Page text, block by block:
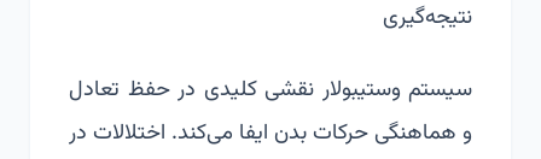
نتیجه‌گیری
سیستم وستیبولار نقشی کلیدی در حفظ تعادل
و هماهنگی حرکات بدن ایفا می‌کند. اختلالات در